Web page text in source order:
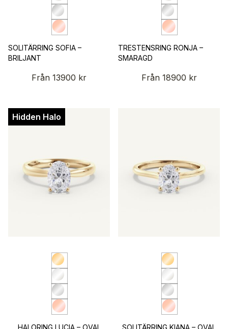
SOLITÄRRING SOFIA –
BRILJANT
Från 13900 kr
TRESTENSRING RONJA –
SMARAGD
Från 18900 kr
Hidden Halo
HALORING LUCIA – OVAL SOLITÄRRING KIANA – OVAL